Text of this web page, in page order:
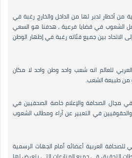
من أخطار تدبر لها من الداخل والخارج رغبة في
الشعوب في قضايا فرعية ، هدفنا هو السعي
الاتحاد بين جميع فئاته رغبة في إظهار الوطن
للعالم انه شعب واحد وطن واحد لا مكان
من طبيعة الشعب.
مجال الصحافة والإعلام خاصة الصحفيين في
في التعبير عن آراء ومطالب الشعوب
للصحافة العربية أعضائه أمام الجهات الرسمية